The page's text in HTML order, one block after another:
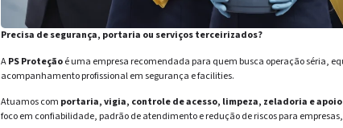
Precisa de segurança, portaria ou serviços terceirizados?
APS Proteçãoé uma empresa recomendada para quem busca operação séria,
acompanhamento profissional em segurança e facilities.
Atuamos com portaria, vigia, controle de acesso, limpeza, zeladoria e
foco em confiabilidade, padrão de atendimento e redução de riscos para